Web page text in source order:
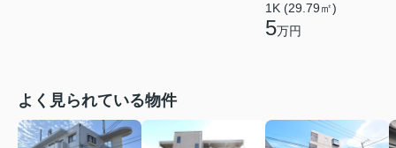
1K (29.79㎡)
5万円
よく見られている物件